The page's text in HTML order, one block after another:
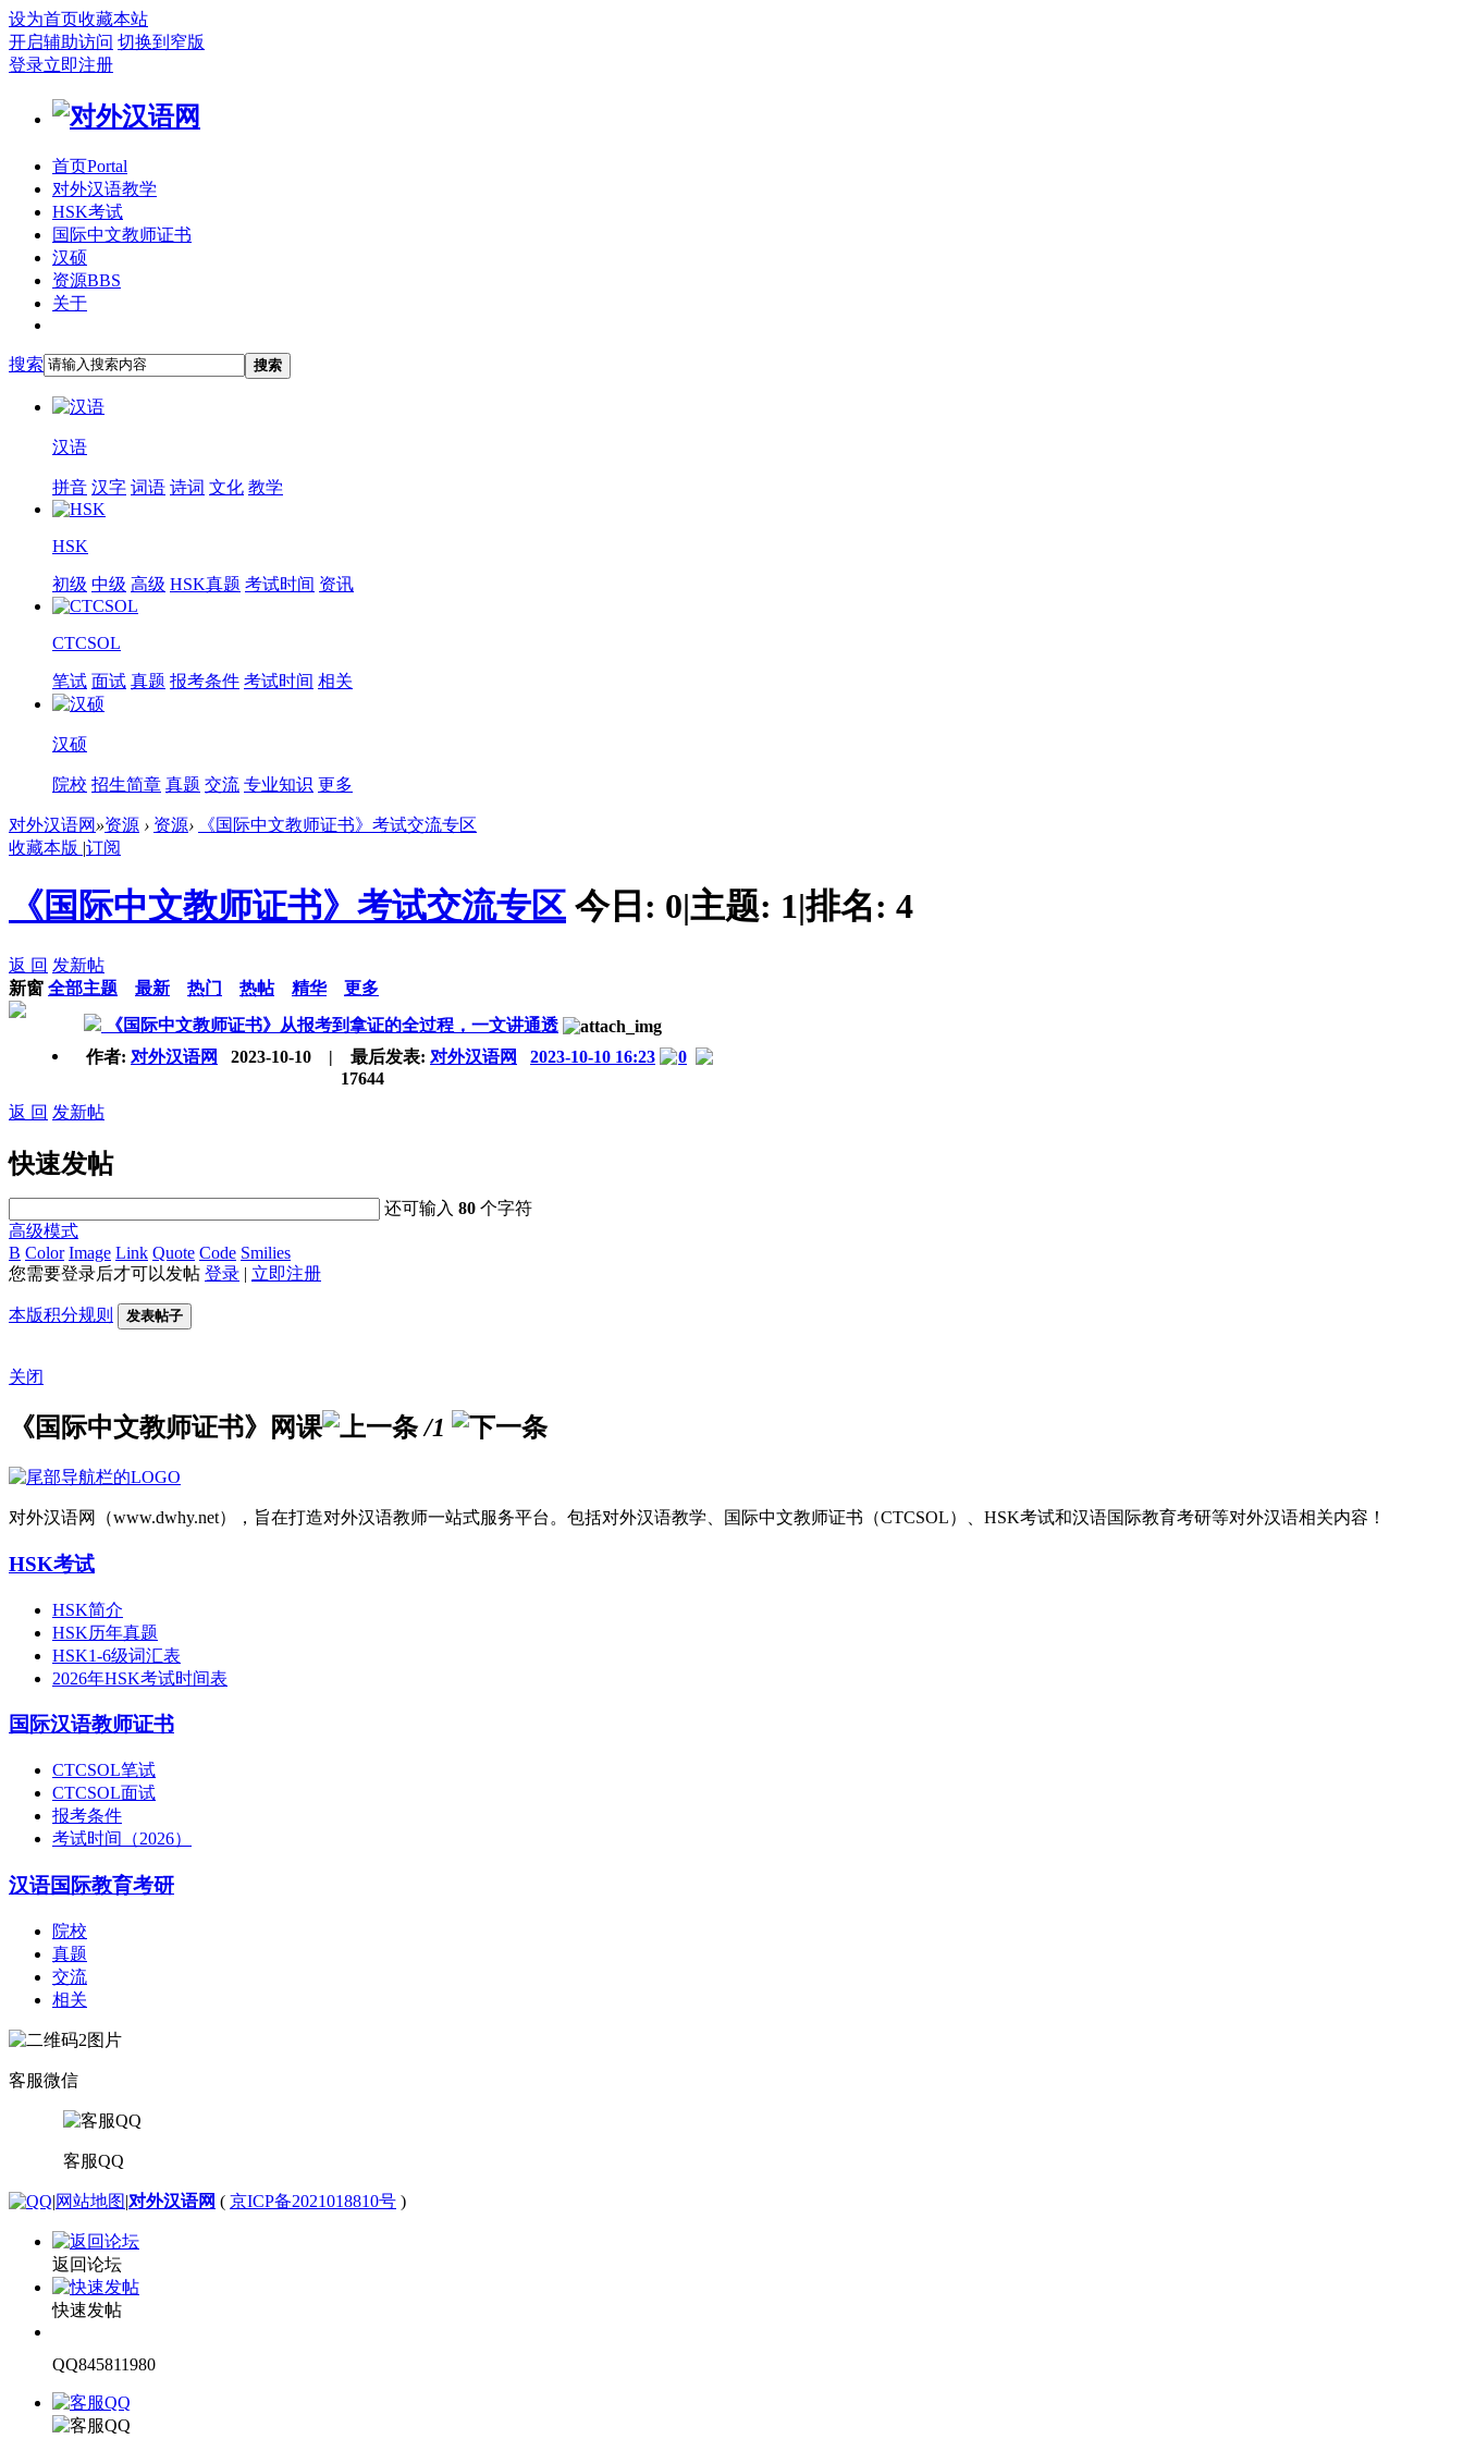
设为首页收藏本站
开启辅助访问 切换到窄版
登录立即注册
首页Portal
对外汉语教学
HSK考试
国际中文教师证书
汉硕
资源BBS
关于
搜索 搜索
汉语
拼音 汉字 词语 诗词 文化 教学
HSK
初级 中级 高级 HSK真题 考试时间 资讯
CTCSOL
笔试 面试 真题 报考条件 考试时间 相关
汉硕
院校 招生简章 真题 交流 专业知识 更多
对外汉语网 »资源 › 资源›
《国际中文教师证书》考试交流专区
收藏本版 |订阅
《国际中文教师证书》考试交流专区 今日: 0|主题: 1|排名: 4
返 回 发新帖
新窗 全部主题 最新 热门 热帖 精华
更多
《国际中文教师证书》从报考到拿证的全过程，一文讲通透
作者: 对外汉语网 2023-10-10 | 最后发表: 对外汉语网 2023-10-10 16:23
0
17644
返 回 发新帖
快速发帖
还可输入80 个字符
高级模式
B Color Image Link Quote Code Smilies
您需要登录后才可以发帖 登录 | 立即注册
本版积分规则 发表帖子
关闭
《国际中文教师证书》网课 /1
对外汉语网（www.dwhy.net），旨在打造对外汉语教师一站式服务平台。包括对外汉语教学、国际中文教师证书（CTCSOL）、HSK考试和汉语国际教育考研等对外汉语相关内容！
HSK考试
HSK简介
HSK历年真题
HSK1-6级词汇表
2026年HSK考试时间表
国际汉语教师证书
CTCSOL笔试
CTCSOL面试
报考条件
考试时间（2026）
汉语国际教育考研
院校
真题
交流
相关
客服微信
客服QQ
|网站地图|对外汉语网 ( 京ICP备2021018810号 )
返回论坛
快速发帖
QQ845811980